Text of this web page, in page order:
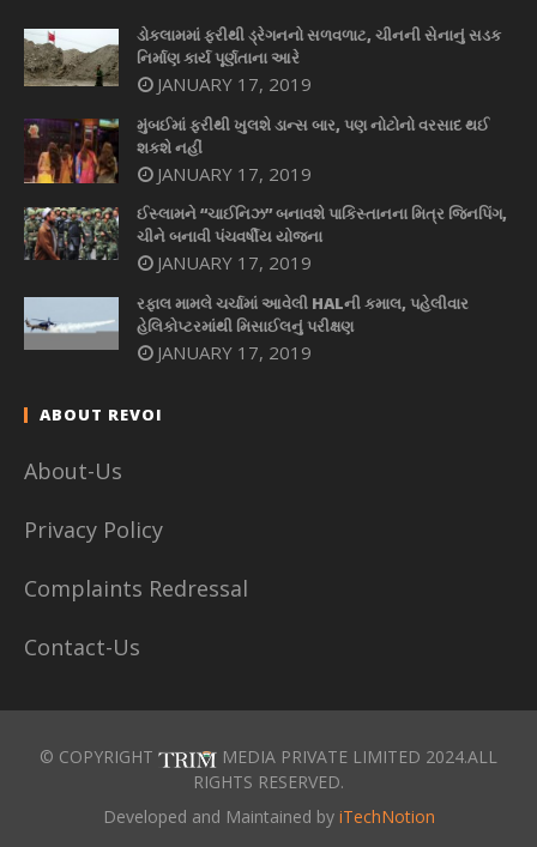
ડોકલામમાં ફરીથી ડ્રેગનનો સળવળાટ, ચીનની સેનાનું સડક
નિર્માણ કાર્ય પૂર્ણતાના આરે
JANUARY 17, 2019
મુંબઈમાં ફરીથી ખુલશે ડાન્સ બાર, પણ નોટોનો વરસાદ થઈ
શકશે નહીં
JANUARY 17, 2019
ઈસ્લામને “ચાઈનિઝ” બનાવશે પાકિસ્તાનના મિત્ર જિનપિંગ,
ચીને બનાવી પંચવર્ષીય યોજના
JANUARY 17, 2019
રફાલ મામલે ચર્ચામાં આવેલી HALની કમાલ, પહેલીવાર
હેલિકોપ્ટરમાંથી મિસાઈલનું પરીક્ષણ
JANUARY 17, 2019
ABOUT REVOI
About-Us
Privacy Policy
Complaints Redressal
Contact-Us
© COPYRIGHT
MEDIA PRIVATE LIMITED 2024.ALL
RIGHTS RESERVED.
Developed and Maintained by iTechNotion